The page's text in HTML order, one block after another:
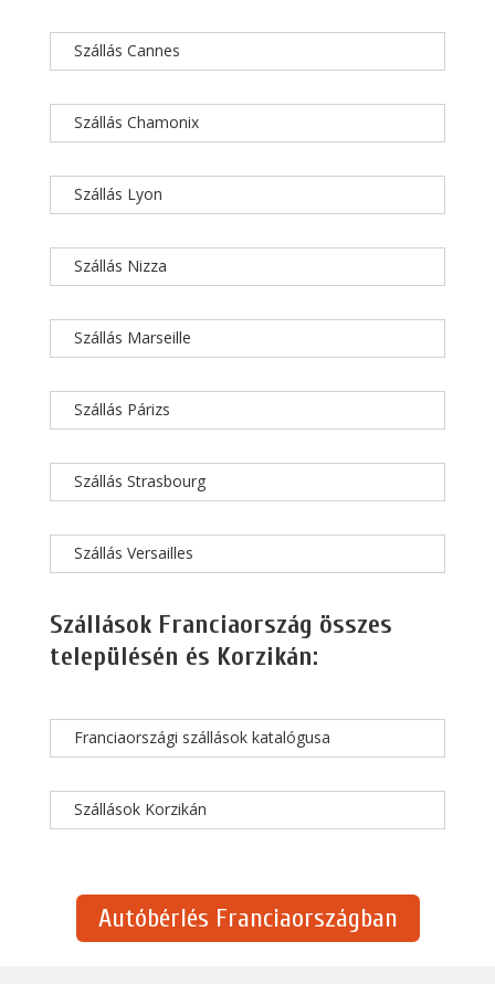
Szállás Cannes
Szállás Chamonix
Szállás Lyon
Szállás Nizza
Szállás Marseille
Szállás Párizs
Szállás Strasbourg
Szállás Versailles
Szállások Franciaország összes
településén és Korzikán:
Franciaországi szállások katalógusa
Szállások Korzikán
Autóbérlés Franciaországban